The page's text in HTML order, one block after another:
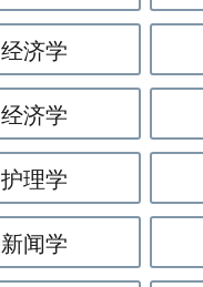
经济学
经济学
护理学
新闻学